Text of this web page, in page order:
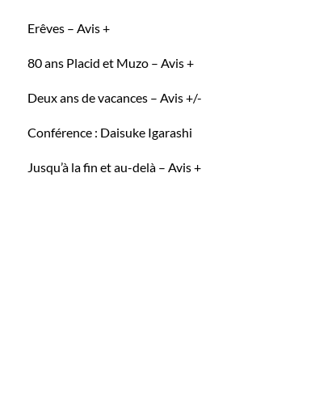
Erêves – Avis +
80 ans Placid et Muzo – Avis +
Deux ans de vacances – Avis +/-
Conférence : Daisuke Igarashi
Jusqu’à la fin et au-delà – Avis +